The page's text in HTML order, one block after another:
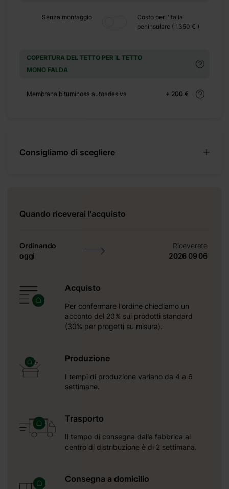
Senza montaggio
Costo per l'Italia
peninsulare ( 1350 € )
COPERTURA DEL TETTO PER IL TETTO
MONO FALDA
+ 200 €
Membrana bituminosa autoadesiva
Consigliamo di scegliere
Quando riceverai l'acquisto
Ordinando
oggi
Riceverete
2026 09 06
Acquisto
Per confermare l'ordine chiediamo un
acconto del 20% sui prodotti standard
(30% per progetti su misura).
Produzione
I tempi di produzione variano da 4 a 6
settimane.
Trasporto
Il tempo di consegna dalla fabbrica al
centro di distribuzione è di 2 settimana.
Consegna a domicilio
Riceverete
2026 09 06
(30%